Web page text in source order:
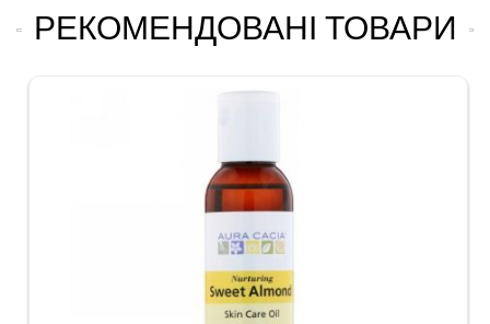
РЕКОМЕНДОВАНІ ТОВАРИ